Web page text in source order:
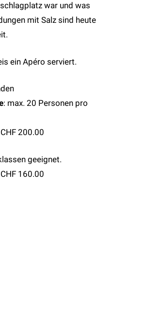
war und was
mit Salz sind heute
ein Apéro serviert.
: max. 20 Personen pro
200.00
geeignet.
160.00